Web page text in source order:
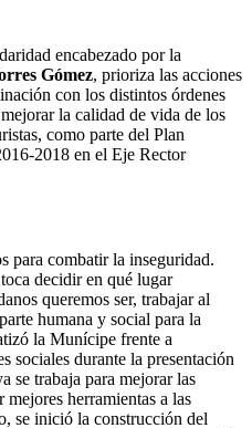
encabezado por la
Gómez, prioriza las acciones
con los distintos órdenes
la calidad de vida de los
como parte del Plan
2018 en el Eje Rector
para combatir la inseguridad.
decidir en qué lugar
queremos ser, trabajar al
humana y social para la
la Munícipe frente a
sociales durante la presentación
se trabaja para mejorar las
herramientas a las
se inició la construcción del